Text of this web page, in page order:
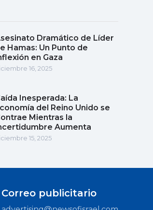
Dramático de Líder
Hamas: Un Punto de
en Gaza
16, 2025
Inesperada: La
del Reino Unido se
Mientras la
Aumenta
15, 2025
Correo publicitario